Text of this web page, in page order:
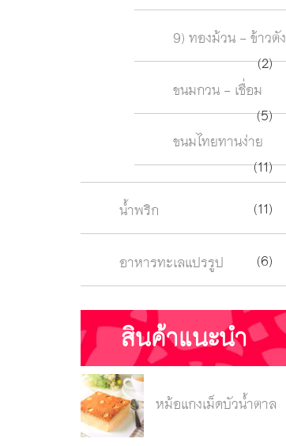
9) ทองม้วน - ข้าวตัง
(2)
ขนมกวน - เชื่อม
(5)
ขนมไทยทานง่าย
(11)
น้ำพริก
(11)
อาหารทะเลแปรรูป (6)
สินค้าแนะนำ
หม้อแกงเม็ดบัวน้ำตาล